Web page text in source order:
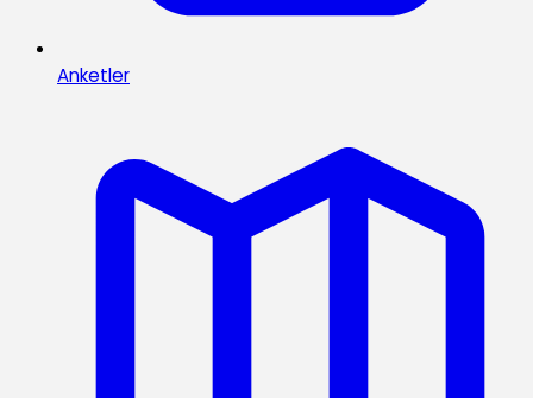
Anketler